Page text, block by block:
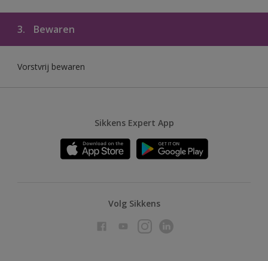
3. Bewaren
Vorstvrij bewaren
Sikkens Expert App
Volg Sikkens